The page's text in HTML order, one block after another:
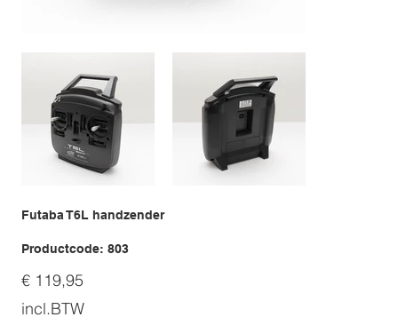
Futaba T6L handzender
Productcode: Productcode
803
803
Prijs
€ 119,95
incl.BTW